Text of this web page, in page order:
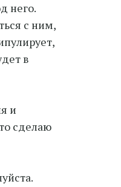
него.
с ним,
в
и
сделаю